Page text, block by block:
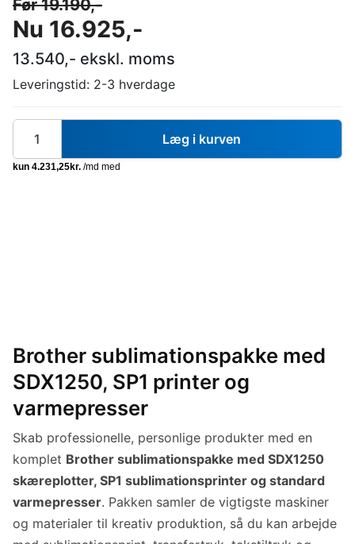
Før19.190,-
Nu 16.925,-
13.540,- ekskl. moms
Leveringstid: 2-3 hverdage
Læg i kurven
Brother sublimationspakke med
SDX1250, SP1 printer og
varmepresser
Skab professionelle, personlige produkter med en
komplet Brother sublimationspakke med SDX1250
skæreplotter, SP1 sublimationsprinter og standard
varmepresser. Pakken samler de vigtigste maskiner
og materialer til kreativ produktion, så du kan arbejde